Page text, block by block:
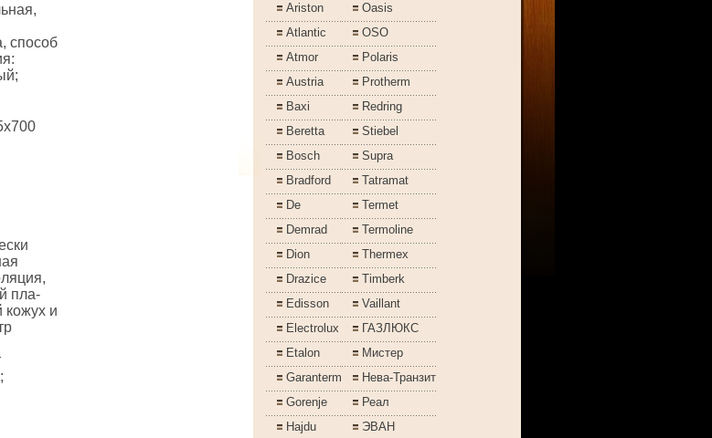
способ
пла-
кожух и
Ariston
Atlantic
Atmor
Austria
Baxi
Beretta
Bosch
Bradford
De
Demrad
Dion
Drazice
Edisson
Electrolux
Etalon
Garanterm
Gorenje
Hajdu
Oasis
OSO
Polaris
Protherm
Redring
Stiebel
Supra
Tatramat
Termet
Termoline
Thermex
Timberk
Vaillant
ГАЗЛЮКС
Мистер
Нева-Транзит
Реал
ЭВАН